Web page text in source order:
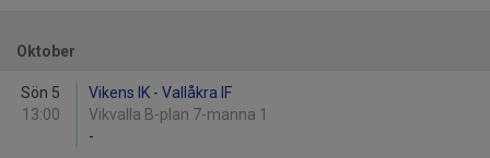
Oktober
Sön 5
13:00
Vikens IK - Vallåkra IF
Vikvalla B-plan 7-manna 1
-